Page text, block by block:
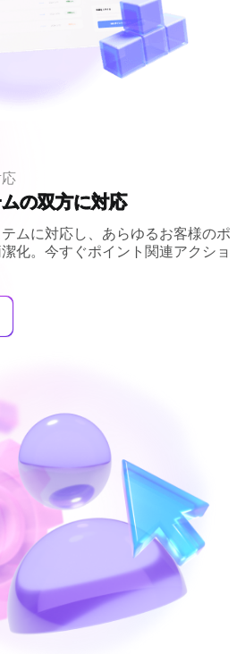
の双方に対応
ムに対応し、あらゆるお客様のポ
化。今すぐポイント関連アクショ